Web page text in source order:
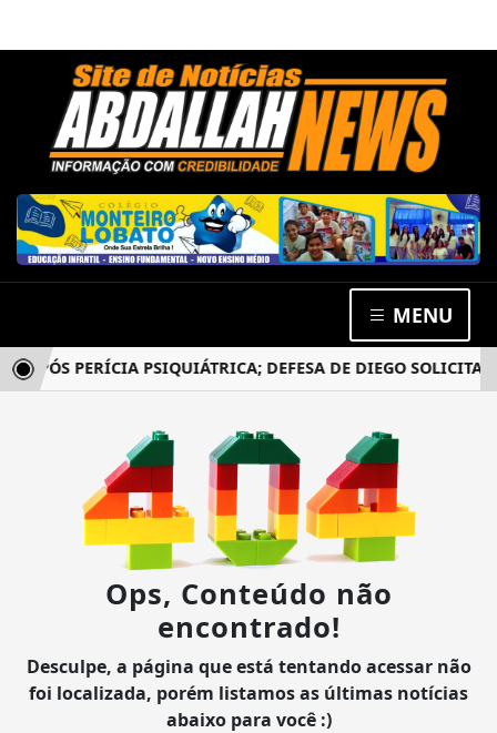
MENU
APÓS PERÍCIA PSIQUIÁTRICA; DEFESA DE DIEGO SOLICITA
Ops, Conteúdo não
encontrado!
Desculpe, a página que está tentando acessar não
foi localizada, porém listamos as últimas notícias
abaixo para você :)